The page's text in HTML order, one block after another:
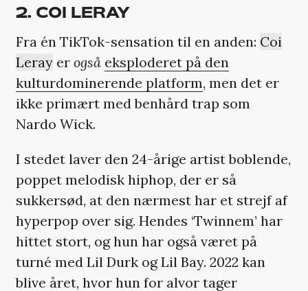
2. COI LERAY
Fra én TikTok-sensation til en anden: Coi
Lerayer også eksploderet på den
kulturdominerende platform, men det er
ikke primært med benhård trap som
Nardo Wick.
I stedet laver den 24-årige artist boblende,
poppet melodisk hiphop, der er så
sukkersød, at den nærmest har et strejf af
hyperpop over sig. Hendes ‘Twinnem’ har
hittet stort, og hun har også været på
turné med Lil Durk og Lil Bay. 2022 kan
blive året, hvor hun for alvor tager